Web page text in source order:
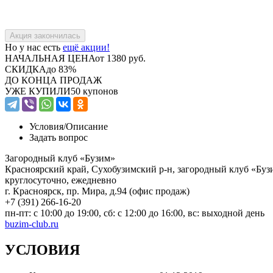
Но у нас есть ещё акции!
НАЧАЛЬНАЯ ЦЕНАот 1380 руб.
СКИДКАдо 83%
ДО КОНЦА ПРОДАЖ
УЖЕ КУПИЛИ50 купонов
Условия/Описание
Задать вопрос
Загородный клуб «Бузим»
Красноярский край, Сухобузимский р-н, загородный клуб
круглосуточно, ежедневно
г. Красноярск, пр. Мира, д.94 (офис продаж)
+7 (391) 266-16-20
пн-пт: с 10:00 до 19:00, сб: с 12:00 до 16:00, вс: выходной день
buzim-club.ru
УСЛОВИЯ